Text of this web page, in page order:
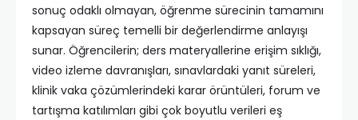
sonuç odaklı olmayan, öğrenme sürecinin tamamını
kapsayan süreç temelli bir değerlendirme anlayışı
sunar. Öğrencilerin; ders materyallerine erişim sıklığı,
video izleme davranışları, sınavlardaki yanıt süreleri,
klinik vaka çözümlerindeki karar örüntüleri, forum ve
tartışma katılımları gibi çok boyutlu verileri eş